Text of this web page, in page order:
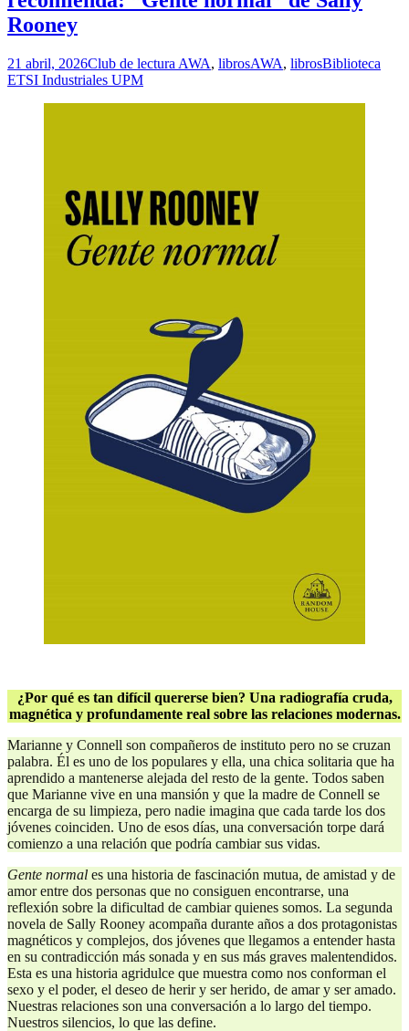
Rooney
21 abril, 2026Club de lectura AWA, librosAWA, librosBiblioteca
ETSI Industriales UPM
¿Por qué es tan difícil quererse bien? Una radiografía cruda,
magnética y profundamente real sobre las relaciones modernas.
Marianne y Connell son compañeros de instituto pero no se cruzan
palabra. Él es uno de los populares y ella, una chica solitaria que ha
aprendido a mantenerse alejada del resto de la gente. Todos saben
que Marianne vive en una mansión y que la madre de Connell se
encarga de su limpieza, pero nadie imagina que cada tarde los dos
jóvenes coinciden. Uno de esos días, una conversación torpe dará
comienzo a una relación que podría cambiar sus vidas.
Gente normal es una historia de fascinación mutua, de amistad y de
amor entre dos personas que no consiguen encontrarse, una
reflexión sobre la dificultad de cambiar quienes somos. La segunda
novela de Sally Rooney acompaña durante años a dos protagonistas
magnéticos y complejos, dos jóvenes que llegamos a entender hasta
en su contradicción más sonada y en sus más graves malentendidos.
Esta es una historia agridulce que muestra como nos conforman el
sexo y el poder, el deseo de herir y ser herido, de amar y ser amado.
Nuestras relaciones son una conversación a lo largo del tiempo.
Nuestros silencios, lo que las define.